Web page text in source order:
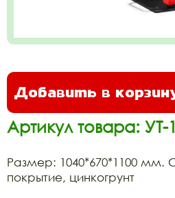
Добавить в
Артикул товара: УТ-
Размер: 1040*670*1100 мм.
покрытие, цинкогрунт